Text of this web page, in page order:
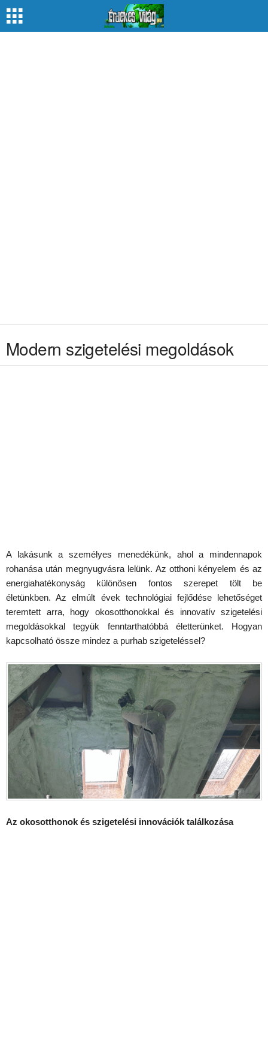
Modern szigetelési megoldások
A lakásunk a személyes menedékünk, ahol a mindennapok
rohanása után megnyugvásra lelünk. Az otthoni kényelem és az
energiahatékonyság különösen fontos szerepet tölt be
életünkben. Az elmúlt évek technológiai fejlődése lehetőséget
teremtett arra, hogy okosotthonokkal és innovatív szigetelési
megoldásokkal tegyük fenntarthatóbbá életterünket. Hogyan
kapcsolható össze mindez a purhab szigeteléssel?
Az okosotthonok és szigetelési innovációk találkozása